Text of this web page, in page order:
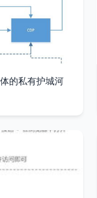
的私有护城河